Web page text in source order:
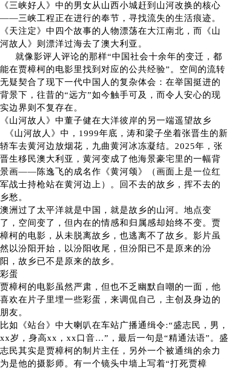
《三峡好人》中的男女从山西小城赶到山河改换的核心
——三峡工程正在进行的奉节，寻找流失的生活痕迹。
《天注定》中四个故事的人物漂荡在大江南北，而《山
河故人》则漂洋过海去了澳大利亚。
就像影评人评论的那样“中国社会十余年的变迁，都
能在贾樟柯的电影里找到对应的公共经验”。空间的流转
无疑契合了现下一代中国人的复杂体会：在举国挺进的
背景下，往昔的“远方”如今触手可及，而令人安心的现
实边界则不复存在。
《山河故人》中董子健在大洋彼岸的另一端遥望故乡
《山河故人》中，1999年底，涛和梁子坐着张晋生的新
轿车去黄河边放烟花，九曲黄河冰冻凝结。2025年，张
晋生移民澳大利亚，黄河变成了他海景豪宅里的一幅背
景画——陈逸飞的成名作《黄河颂》（画面上是一位红
军战士持枪站在黄河边上）。回不去的故乡，挥不去的
乡愁。
澳洲过了太平洋就是中国，就是故乡的山河。地点变
了，空间变了，但内在的情感和归属感却始终不变。贾
樟柯的电影，从未脱离故乡，也逃离不了故乡。影片虽
然以汾阳开始，以汾阳收尾，但汾阳已不是原来的汾
阳，故乡已不是原来的故乡。
彩蛋
贾樟柯的电影虽然严肃，但也不乏幽默自嘲的一面，他
喜欢在片子里埋一些彩蛋，来调侃自己，主创及身边的
朋友。
比如《站台》中大喇叭在车站广播通缉令:“盛志民，男，
xx岁，身高xx，xx口音…”，最后一句是“精通法语”。盛
志民其实是贾樟柯的制片主任，另外一个被通缉的余力
为是他的摄影师。有一个镜头中墙上写着“打死贾樟